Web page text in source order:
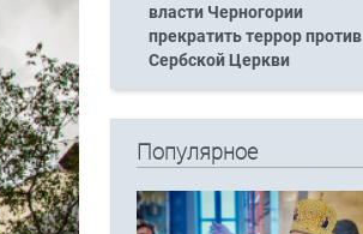
власти Черногории
прекратить террор против
Сербской Церкви
Популярное